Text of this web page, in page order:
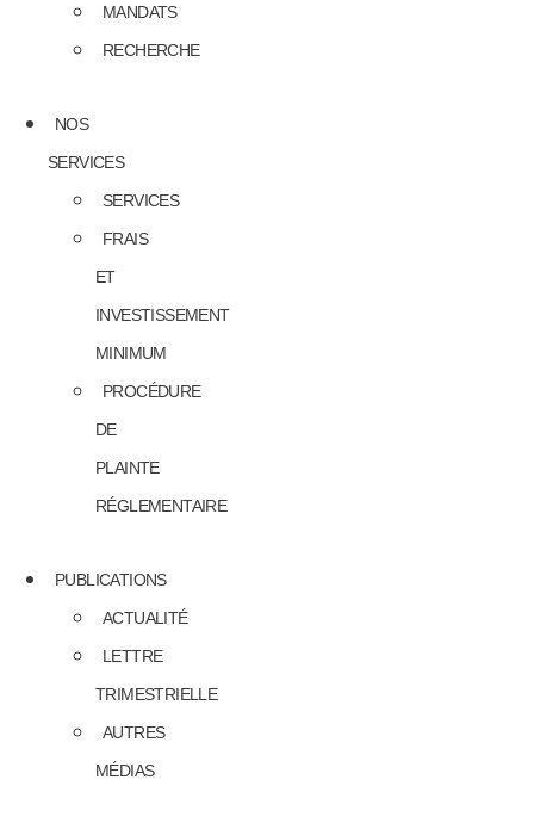
MANDATS
RECHERCHE
NOS
SERVICES
SERVICES
FRAIS
ET
INVESTISSEMENT
MINIMUM
PROCÉDURE
DE
PLAINTE
RÉGLEMENTAIRE
PUBLICATIONS
ACTUALITÉ
LETTRE
TRIMESTRIELLE
AUTRES
MÉDIAS